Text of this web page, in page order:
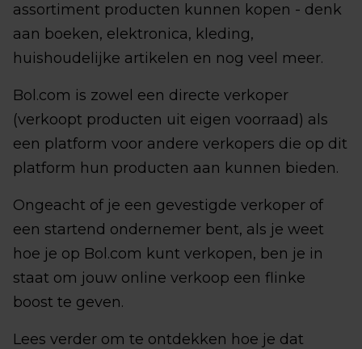
assortiment producten kunnen kopen - denk
aan boeken, elektronica, kleding,
huishoudelijke artikelen en nog veel meer.
Bol.com is zowel een directe verkoper
(verkoopt producten uit eigen voorraad) als
een platform voor andere verkopers die op dit
platform hun producten aan kunnen bieden.
Ongeacht of je een gevestigde verkoper of
een startend ondernemer bent, als je weet
hoe je op Bol.com kunt verkopen, ben je in
staat om jouw online verkoop een flinke
boost te geven.
Lees verder om te ontdekken hoe je dat